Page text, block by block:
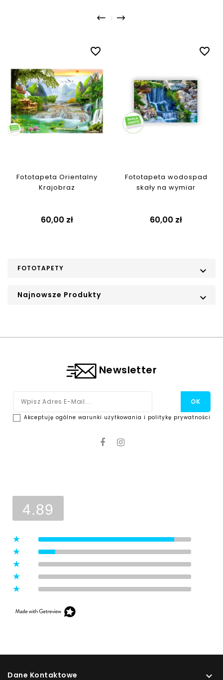
favorite_border
Fototapeta Orientalny
Krajobraz
Cena
60,00 zł
favorite_border
Fototapeta wodospad
skały na wymiar
Cena
60,00 zł
FOTOTAPETY 
Najnowsze Produkty 
Newsletter
Akceptuję ogólne warunki użytkowania i politykę prywatności
4.89
Dane Kontaktowe 